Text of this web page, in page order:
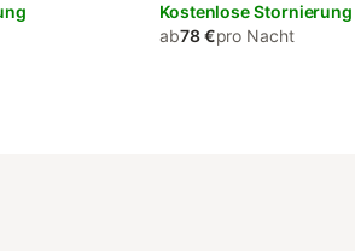
Kostenlose Stornierung
ab78 €pro Nacht